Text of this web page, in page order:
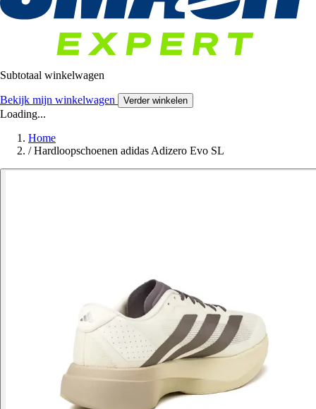
Subtotaal winkelwagen
Bekijk mijn winkelwagen Verder winkelen
Loading...
Home
/ Hardloopschoenen adidas Adizero Evo SL